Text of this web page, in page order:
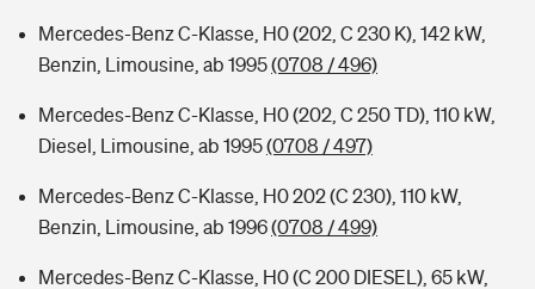
Mercedes-Benz C-Klasse, H0 (202, C 230 K), 142 kW,
Benzin, Limousine, ab 1995(0708 / 496)
Mercedes-Benz C-Klasse, H0 (202, C 250 TD), 110 kW,
Diesel, Limousine, ab 1995(0708 / 497)
Mercedes-Benz C-Klasse, H0 202 (C 230), 110 kW,
Benzin, Limousine, ab 1996(0708 / 499)
Mercedes-Benz C-Klasse, H0 (C 200 DIESEL), 65 kW,